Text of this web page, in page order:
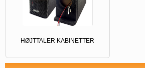
HØJTTALER KABINETTER